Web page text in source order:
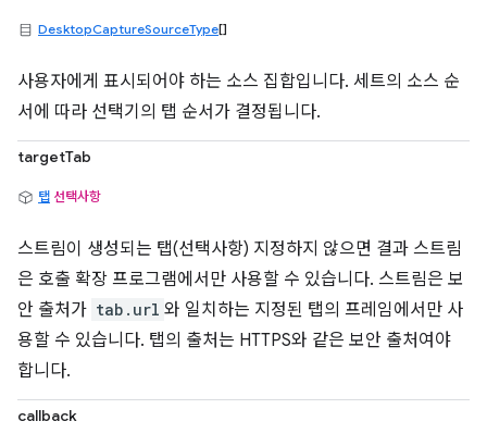
DesktopCaptureSourceType[]
사용자에게 표시되어야 하는 소스 집합입니다. 세트의 소스 순
서에 따라 선택기의 탭 순서가 결정됩니다.
targetTab
탭 선택사항
스트림이 생성되는 탭(선택사항) 지정하지 않으면 결과 스트림
은 호출 확장 프로그램에서만 사용할 수 있습니다. 스트림은 보
안 출처가 tab.url 와 일치하는 지정된 탭의 프레임에서만 사
용할 수 있습니다. 탭의 출처는 HTTPS와 같은 보안 출처여야
합니다.
callback